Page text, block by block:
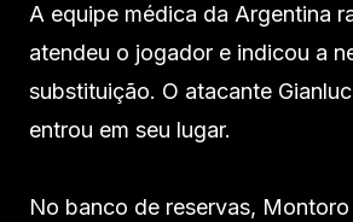
A equipe médica da Argentina
atendeu o jogador e indicou a
substituição. O atacante
entrou em seu lugar.
No banco de reservas,